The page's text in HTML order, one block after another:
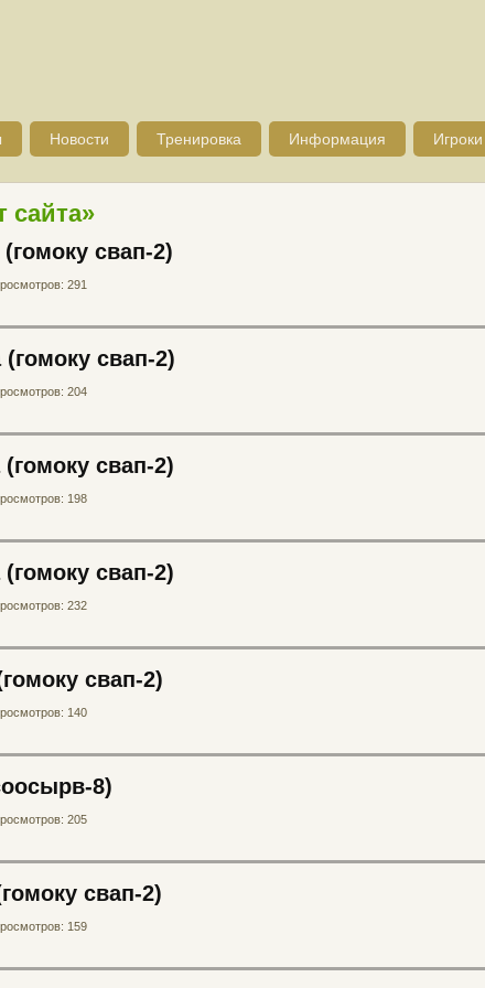
Новости Тренировка Информация Игроки
сайта»
свап-2)
291
свап-2)
204
свап-2)
198
свап-2)
232
свап-2)
140
8)
205
свап-2)
159